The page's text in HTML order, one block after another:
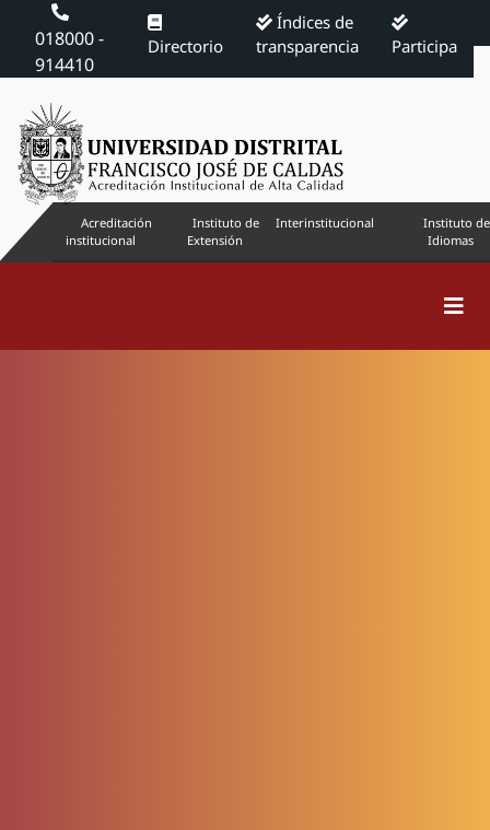
018000 -
914410
Directorio
Índices de
transparencia
Participa
Acreditación
institucional
Instituto de
Extensión
Interinstitucional
Instituto de
Idiomas